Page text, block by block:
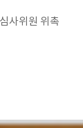
사위원 위촉